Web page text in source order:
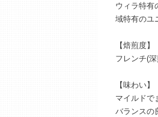
ウィラ特有
域特有のユ
【焙煎度】
フレンチ(
【味わい】
マイルドで
バランスの